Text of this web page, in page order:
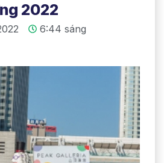
2022
6:44 sáng